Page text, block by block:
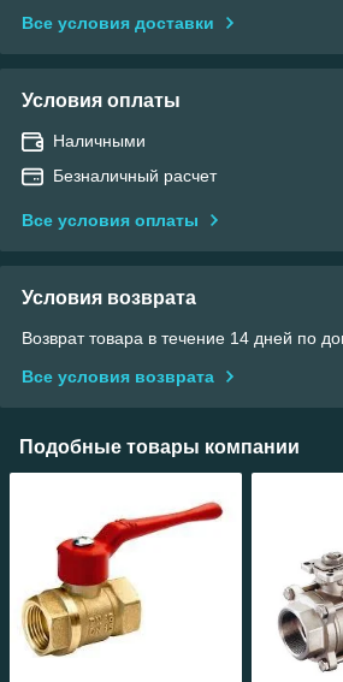
Все условия доставки
Условия оплаты
Наличными
Безналичный расчет
Все условия оплаты
Условия возврата
Возврат товара в течение 14 дней по
Все условия возврата
Подобные товары компании